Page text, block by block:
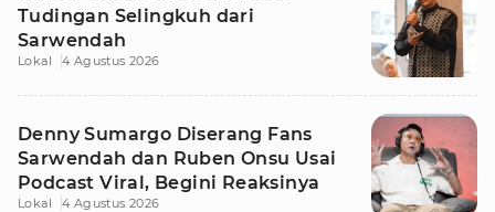
Tudingan Selingkuh dari
Sarwendah
Lokal 4 Agustus 2026
Denny Sumargo Diserang Fans
Sarwendah dan Ruben Onsu Usai
Podcast Viral, Begini Reaksinya
Lokal 4 Agustus 2026